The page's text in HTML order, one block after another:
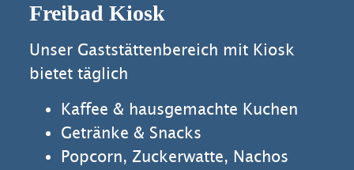
Freibad Kiosk
Unser Gaststättenbereich mit Kiosk
bietet täglich
Kaffee & hausgemachte Kuchen
Getränke & Snacks
Popcorn, Zuckerwatte, Nachos